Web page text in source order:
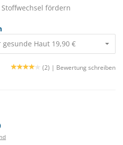
fördern
gesunde Haut 19,90 €
(2) | Bewertung schreiben